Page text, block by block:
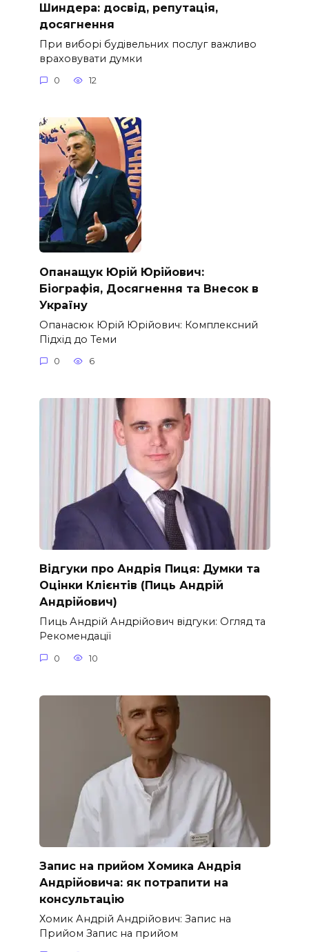
Шиндера: досвід, репутація,
досягнення
При виборі будівельних послуг важливо
враховувати думки
0 12
Опанащук Юрій Юрійович:
Біографія, Досягнення та Внесок в
Україну
Опанасюк Юрій Юрійович: Комплексний
Підхід до Теми
0 6
Відгуки про Андрія Пиця: Думки та
Оцінки Клієнтів (Пиць Андрій
Андрійович)
Пиць Андрій Андрійович відгуки: Огляд та
Рекомендації
0 10
Запис на прийом Хомика Андрія
Андрійовича: як потрапити на
консультацію
Хомик Андрій Андрійович: Запис на
Прийом Запис на прийом